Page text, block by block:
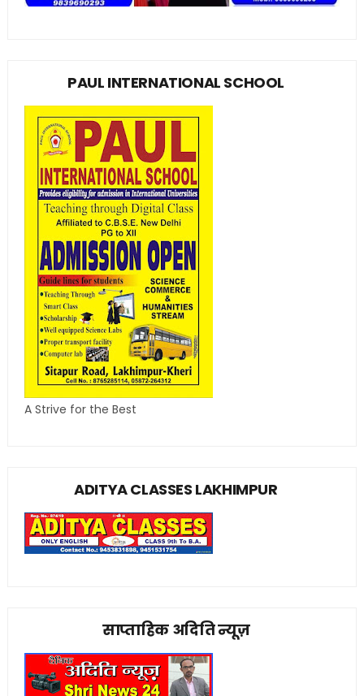
PAUL INTERNATIONAL SCHOOL
A Strive for the Best
ADITYA CLASSES LAKHIMPUR
साप्ताहिक अदिति न्यूज़